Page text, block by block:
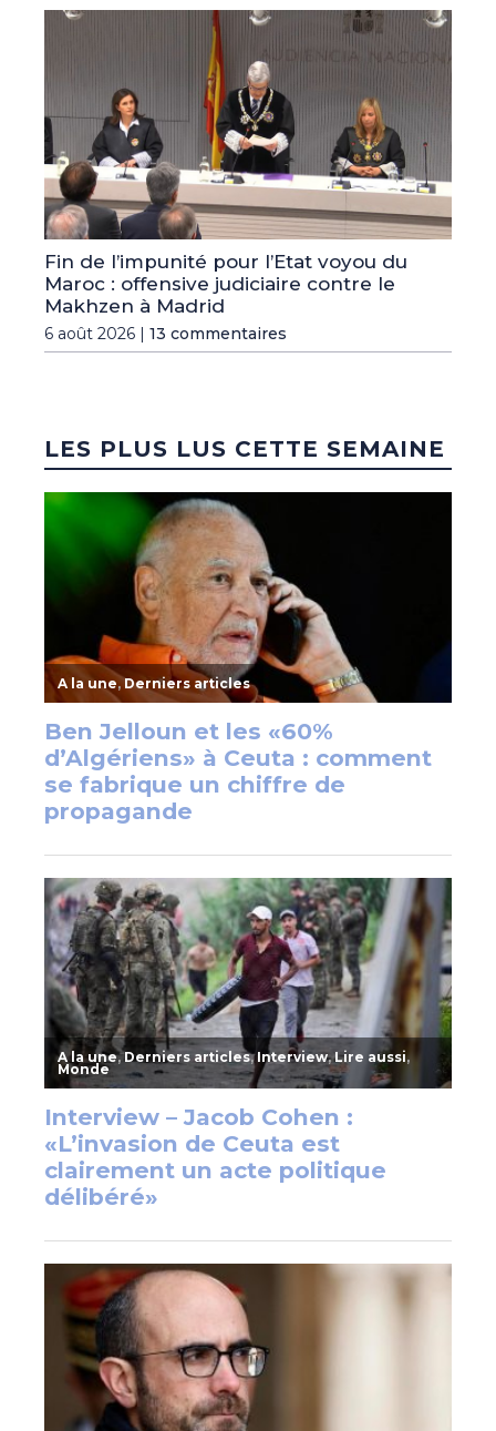
Fin de l’impunité pour l’Etat voyou du
Maroc : offensive judiciaire contre le
Makhzen à Madrid
6 août 2026 | 13 commentaires
LES PLUS LUS CETTE SEMAINE